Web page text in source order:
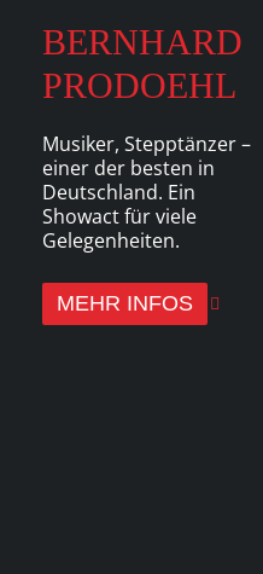
BERNHARD
PRODOEHL
Musiker, Stepptänzer –
einer der besten in
Deutschland. Ein
Showact für viele
Gelegenheiten.
MEHR INFOS